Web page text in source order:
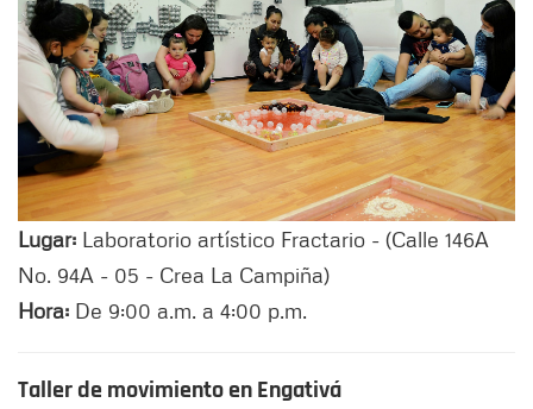
Lugar: Laboratorio artístico Fractario - (Calle 146A
No. 94A - 05 - Crea La Campiña)
Hora: De 9:00 a.m. a 4:00 p.m.
Taller de movimiento en Engativá